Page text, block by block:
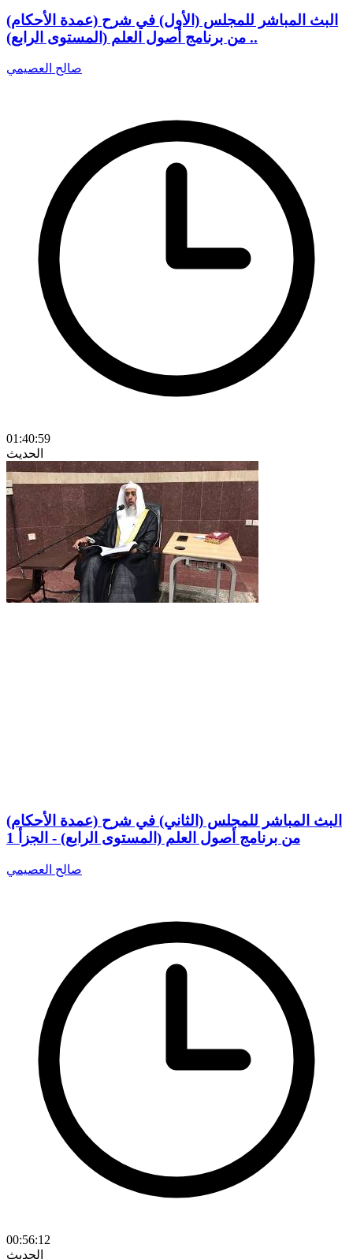
البث المباشر للمجلس (الأول) في شرح (عمدة الأحكام)
من برنامج أصول العلم (المستوى الرابع) ..
صالح العصيمي
01:40:59
الحديث
البث المباشر للمجلس (الثاني) في شرح (عمدة الأحكام)
من برنامج أصول العلم (المستوى الرابع) - الجزأ 1
صالح العصيمي
00:56:12
الحديث